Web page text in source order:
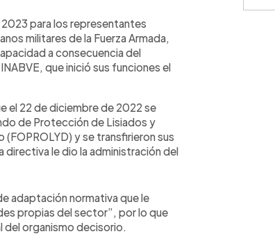
para los representantes
militares de la Fuerza Armada,
a consecuencia del
que inició sus funciones el
el 22 de diciembre de 2022 se
de Protección de Lisiados y
y se transfirieron sus
directiva le dio la administración del
adaptación normativa que le
propias del sector”, por lo que
organismo decisorio.